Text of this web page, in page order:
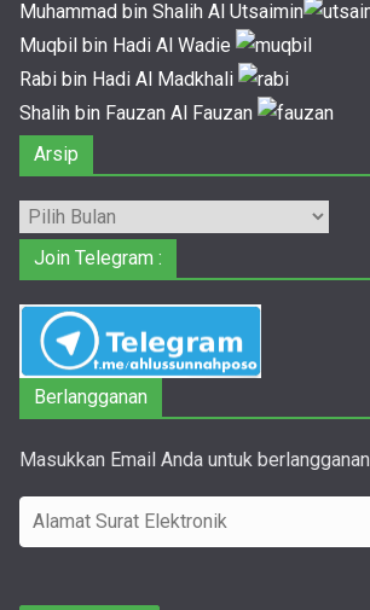
Muhammad bin Shalih Al Utsaimin
Muqbil bin Hadi Al Wadie
Rabi bin Hadi Al Madkhali
Shalih bin Fauzan Al Fauzan
Arsip
Arsip
Join Telegram :
Berlangganan
Masukkan Email Anda untuk berlangganan
l